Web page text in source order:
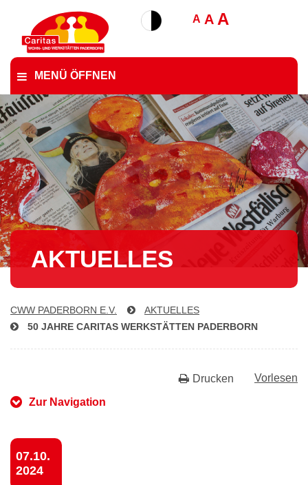
A A A
MENÜ ÖFFNEN
AKTUELLES
CWW PADERBORN E.V.
AKTUELLES
50 JAHRE CARITAS WERKSTÄTTEN PADERBORN
Vorlesen
Drucken
Zur Navigation
07.10.
2024